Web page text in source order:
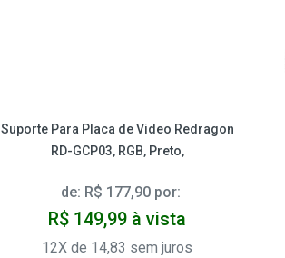
Suporte Para Placa de Video Redragon
RD-GCP03, RGB, Preto,
de: R$ 177,90 por:
R$ 149,99 à vista
12X de 14,83 sem juros